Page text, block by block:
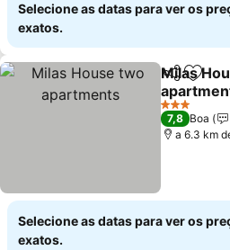
Selecione as datas para ver os
exatos.
Partilhar
Milas
3 Estrelas
7,8 Boa
a 6.3 km
Selecione as datas para ver os
exatos.